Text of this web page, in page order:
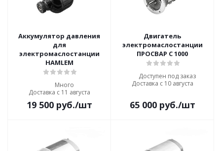
Аккумулятор давления
для
электромаслостанции
HAMLEM
Много
Доставка с 11 августа
19 500руб./шт
Двигатель
электромаслостанции
ПРОСВАР С 1000
Доступен под заказ
Доставка с 10 августа
65 000руб./шт